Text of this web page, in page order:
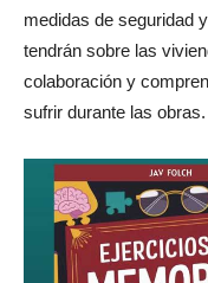
medidas de seguridad
tendrán sobre las
colaboración y
sufrir durante las obras.